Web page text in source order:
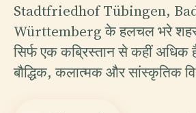
Stadtfriedhof Tübingen,
Württemberg के हलचल भरे
सिर्फ एक कब्रिस्तान से कहीं अधिक
बौद्धिक, कलात्मक और सांस्कृतिक वि